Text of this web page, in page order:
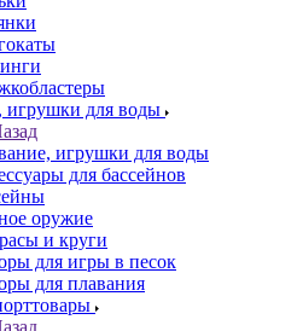
игрушки для воды
игрушки для воды
для бассейнов
оружие
и круги
для игры в песок
для плавания